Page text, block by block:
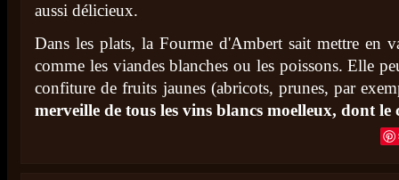
aussi délicieux.
Dans les plats, la Fourme d'Ambert sait mettre en
comme les viandes blanches ou les poissons. Elle
confiture de fruits jaunes (abricots, prunes, par
merveille de tous les vins blancs moelleux, dont